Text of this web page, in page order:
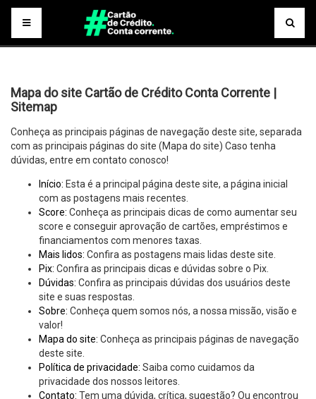
Mapa do site Cartão de Crédito Conta Corrente |
Sitemap
Conheça as principais páginas de navegação deste site, separada
com as principais páginas do site (Mapa do site) Caso tenha
dúvidas, entre em contato conosco!
Início: Esta é a principal página deste site, a página inicial
com as postagens mais recentes.
Score: Conheça as principais dicas de como aumentar seu
score e conseguir aprovação de cartões, empréstimos e
financiamentos com menores taxas.
Mais lidos: Confira as postagens mais lidas deste site.
Pix: Confira as principais dicas e dúvidas sobre o Pix.
Dúvidas: Confira as principais dúvidas dos usuários deste
site e suas respostas.
Sobre: Conheça quem somos nós, a nossa missão, visão e
valor!
Mapa do site: Conheça as principais páginas de navegação
deste site.
Política de privacidade: Saiba como cuidamos da
privacidade dos nossos leitores.
Contato: Tem uma dúvida, crítica, sugestão? Ou encontrou